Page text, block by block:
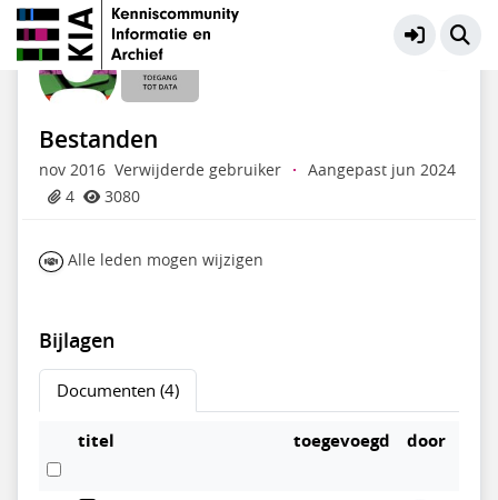
Toegang tot Data Meer
Bestanden
nov 2016 Verwijderde gebruiker ·
Aangepast jun 2024
4
3080
Alle leden mogen wijzigen
Bijlagen
Documenten (4)
titel toegevoegd door